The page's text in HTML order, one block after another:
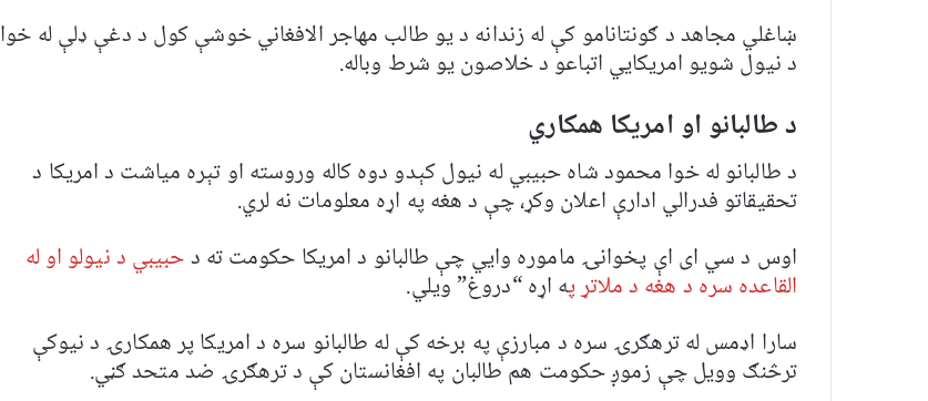
ښاغلي مجاهد د ګونتانامو کې له زندانه د یو طالب مهاجر الافغاني خوشې کول د دغې ډلې له خوا
د نیول شویو امریکايي اتباعو د خلاصون یو شرط وباله.
د طالبانو او امریکا همکاري
د طالبانو له خوا محمود شاه حبیبي له نیول کېدو دوه کاله وروسته او تېره میاشت د امریکا د
تحقیقاتو فدرالي ادارې اعلان وکړ، چې د هغه په ​​اړه معلومات نه لري.
اوس د سي ای اې پخوانۍ ماموره وايي چې طالبانو د امریکا حکومت ته دحبیبي د نیولو او له
القاعده سره د هغه د ملاتړ په اړه “دروغ” ویلي.
سارا اډمس له ترهګرۍ سره د مبارزې په برخه کې له طالبانو سره د امریکا پر همکارۍ د نیوکې
ترڅنګ وویل چې زموږ حکومت هم طالبان په افغانستان کې د ترهګرۍ ضد متحد ګڼي.